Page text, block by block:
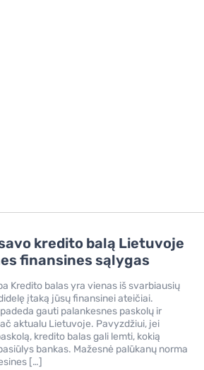
kredito balą Lietuvoje
finansines sąlygas
Kredito balas yra vienas iš svarbiausių
įtaką jūsų finansinei ateičiai.
gauti palankesnes paskolų ir
aktualu Lietuvoje. Pavyzdžiui, jei
kredito balas gali lemti, kokią
bankas. Mažesnė palūkanų norma
[…]